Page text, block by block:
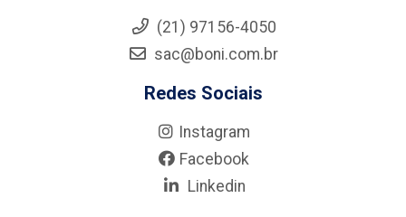
(21) 97156-4050
sac@boni.com.br
Redes Sociais
Instagram
Facebook
Linkedin